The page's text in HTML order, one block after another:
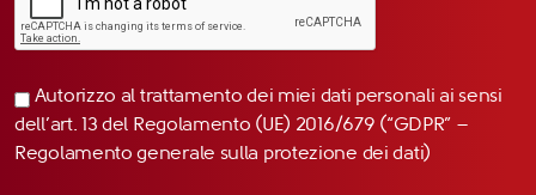
Autorizzo al trattamento dei miei dati personali ai sensi
dell’art. 13 del Regolamento (UE) 2016/679 (“GDPR” –
Regolamento generale sulla protezione dei dati)